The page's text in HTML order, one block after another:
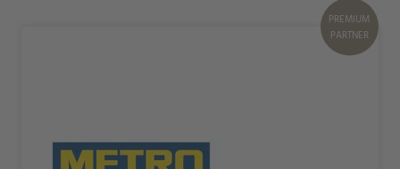
PREMIUM
PARTNER